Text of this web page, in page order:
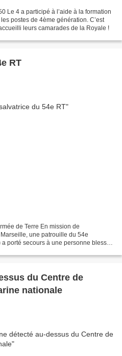
Le 4 a participé à l’aide à la formation
postes de 4ème génération. C’est
leurs camarades de la Royale !
RT
de Terre En mission de
une patrouille du 54e
porté secours à une personne blessée
du Centre de
nationale